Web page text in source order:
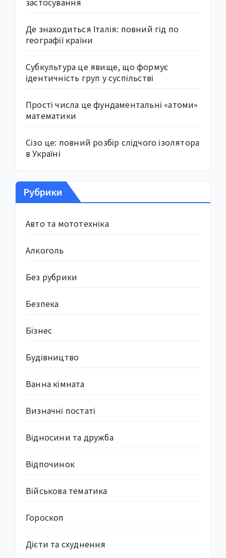
Де знаходиться Італія: повний гід по
географії країни
Субкультура це явище, що формує
ідентичність груп у суспільстві
Прості числа це фундаментальні «атоми»
математики
Сізо це: повний розбір слідчого ізолятора
в Україні
Рубрики
Авто та мототехніка
Алкоголь
Без рубрики
Безпека
Бізнес
Будівництво
Ванна кімната
Визначні постаті
Відносини та дружба
Відпочинок
Військова тематика
Гороскоп
Дієти та схуднення